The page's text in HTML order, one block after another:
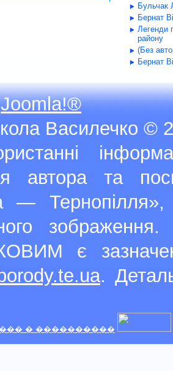
Бульчак
Бернат
Легенди
району
(Без
Бернат
Joomla!®
Василечко ©
автора та
—
є
.